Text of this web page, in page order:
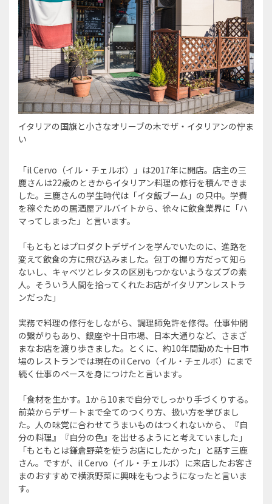
イタリアの国旗と小さなオリーブの木でザ・イタリアンの佇ま
い
「il Cervo（イル・チェルボ）」は2017年に開店。店主の三
鹿さんは22歳のときからイタリアン料理の修行を積んできま
した。三鹿さんの学生時代は「イタ飯ブーム」の只中。学費
を稼ぐための居酒屋アルバイトから、徐々に飲食業界に「ハ
マってしまった」と言います。
「もともとはプロダクトデザインを学んでいたのに、進路を
変えて飲食の方に飛び込みました。包丁の握り方だって知ら
ないし、キャベツとレタスの区別もつかないようなズブの素
人。そういう人間を拾ってくれたお店がイタリアンレストラ
ンだった」
実務で料理の修行をしながら、調理師免許を修得。仕事仲間
の繋がりもあり、銀座や十日市場、日本大通りなど、さまざ
まなお店を渡り歩きました。とくに、約10年間勤めた十日市
場のレストランでは現在のil Cervo（イル・チェルボ）にまで
続く仕事のベースを身につけたと言います。
「食材を生かす。1から10まで自分でしっかり手づくりする。
前菜からデザートまで全てのつくり方、扱い方を学びまし
た。人の味覚に合わせてうまいものはつくれないから、『自
分の料理』『自分の色』を出せるようにと考えていました」
「もともとは鎌倉野菜を使うお店にしたかった」と話す三鹿
さん。ですが、il Cervo（イル・チェルボ）に来店したお客さ
まのおすすめで横浜野菜に興味をもつようになったと言いま
す。